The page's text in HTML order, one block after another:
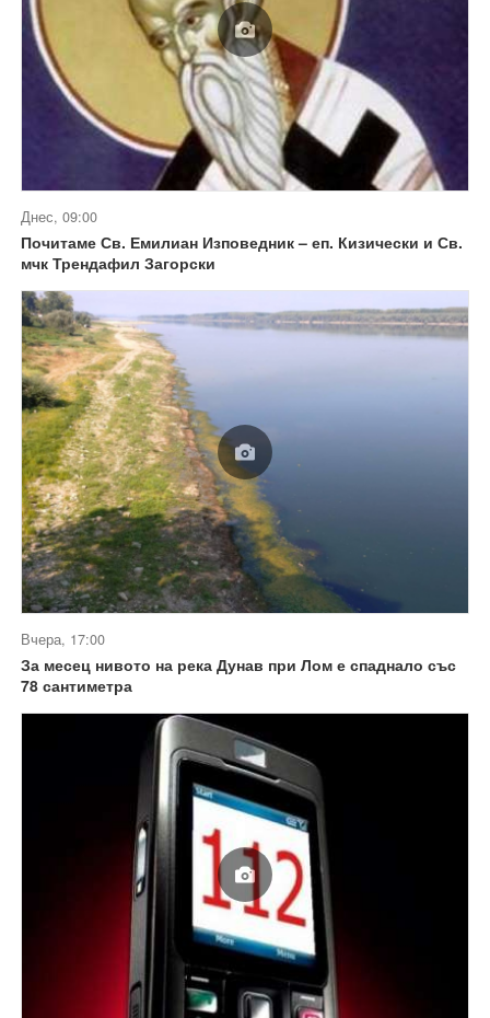
Днес, 09:00
Почитаме Св. Емилиан Изповедник – еп. Кизически и Св.
мчк Трендафил Загорски
Вчера, 17:00
За месец нивото на река Дунав при Лом е спаднало със
78 сантиметра